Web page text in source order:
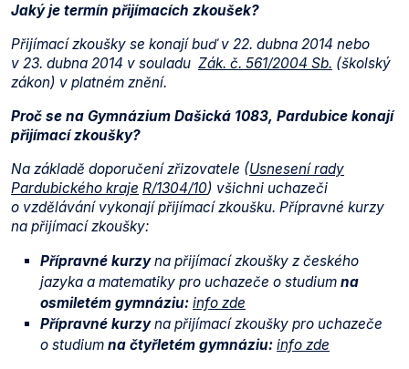
Jaký je termín přijímacích zkoušek?
Přijímací zkoušky se konají buď v 22. dubna 2014 nebo
v 23. dubna 2014 v souladu Zák. č. 561/2004 Sb. (školský
zákon) v platném znění.
Proč se na Gymnázium Dašická 1083, Pardubice konají
přijímací zkoušky?
Na základě doporučení zřizovatele (Usnesení rady
Pardubického kraje R/1304/10) všichni uchazeči
o vzdělávání vykonají přijímací zkoušku. Přípravné kurzy
na přijímací zkoušky:
Přípravné kurzyna přijímací zkoušky z českého
jazyka a matematiky pro uchazeče o studium na
osmiletém gymnáziu: info zde
Přípravné kurzyna přijímací zkoušky pro uchazeče
o studium na čtyřletém gymnáziu: info zde